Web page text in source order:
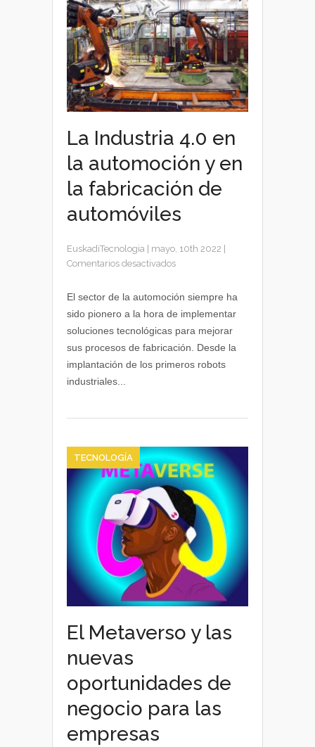
La Industria 4.0 en
la automoción y en
la fabricación de
automóviles
EuskadiTecnologia mayo, 10th 2022
Comentarios desactivadosen
Industria
la
automoción
y
El sector de la automoción siempre ha
sido pionero a la hora de implementar
soluciones tecnológicas para mejorar
sus procesos de fabricación. Desde la
implantación de los primeros robots
industriales...
TECNOLOGÍA
El Metaverso y las
nuevas
oportunidades de
negocio para las
empresas